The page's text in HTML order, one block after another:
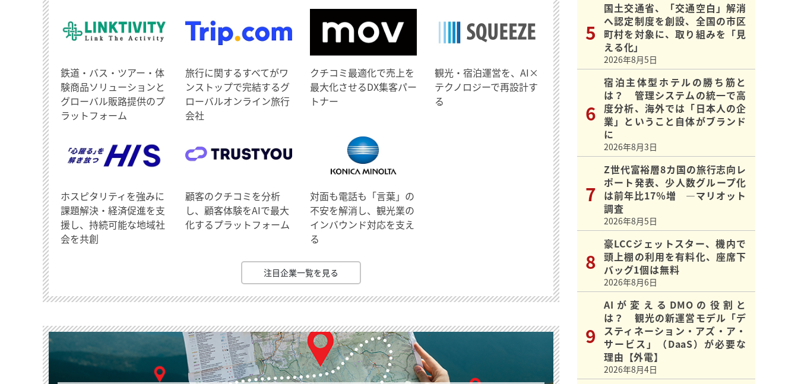
鉄道・バス・ツアー・体
験商品ソリューションと
グローバル販路提供のプ
ラットフォーム
旅行に関するすべてがワ
ンストップで完結するグ
ローバルオンライン旅行
会社
クチコミ最適化で売上を
最大化させるDX集客パー
トナー
観光・宿泊運営を、AI×
テクノロジーで再設計す
る
ホスピタリティを強みに
課題解決・経済促進を支
援し、持続可能な地域社
会を共創
顧客のクチコミを分析
し、顧客体験をAIで最大
化するプラットフォーム
対面も電話も「言葉」の
不安を解消し、観光業の
インバウンド対応を支え
る
注目企業一覧を見る
国土交通省、「交通空白」解消
へ認定制度を創設、全国の市区
町村を対象に、取り組みを「見
える化」
2026年8月5日
宿泊主体型ホテルの勝ち筋と
は？ 管理システムの統一で高
度分析、海外では「日本人の企
業」ということ自体がブランド
に
2026年8月3日
Z世代富裕層8カ国の旅行志向レ
ポート発表、少人数グループ化
は前年比17％増 ―マリオット
調査
2026年8月5日
豪LCCジェットスター、機内で
頭上棚の利用を有料化、座席下
バッグ1個は無料
2026年8月6日
AIが変えるDMOの役割と
は？ 観光の新運営モデル「デ
スティネーション・アズ・ア・
サービス」（DaaS）が必要な
理由【外電】
2026年8月4日